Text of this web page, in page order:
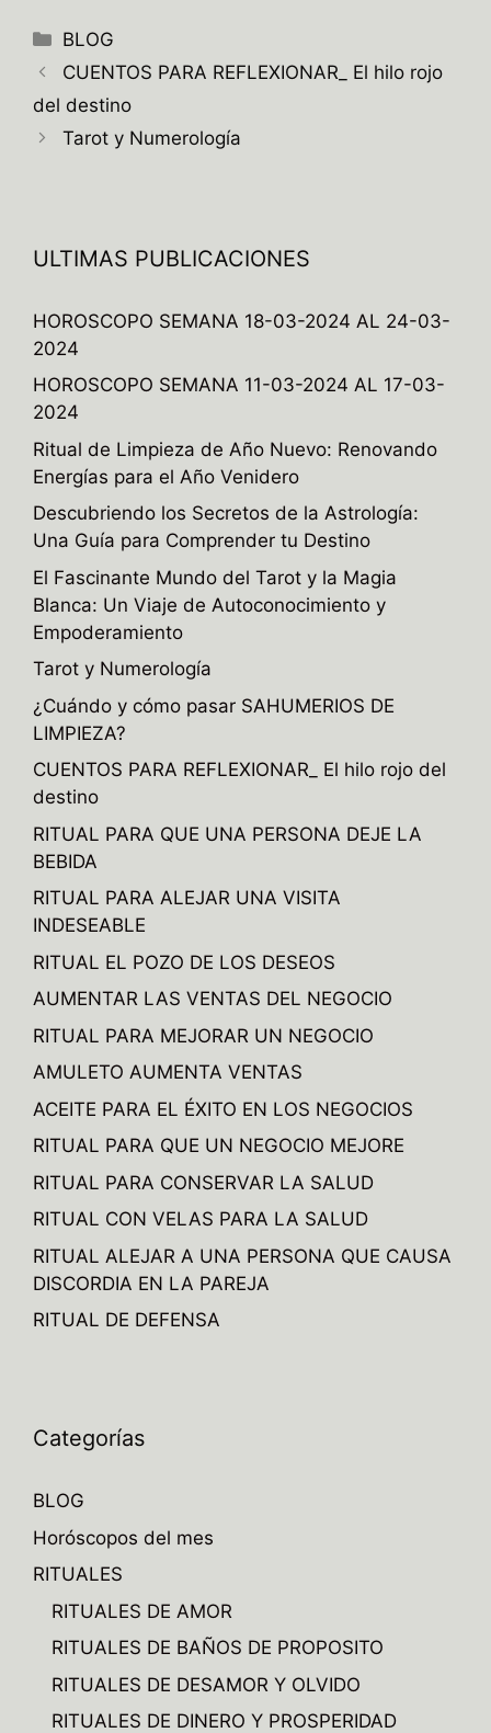
Categorías
BLOG
CUENTOS PARA REFLEXIONAR_ El hilo rojo
del destino
Tarot y Numerología
ULTIMAS PUBLICACIONES
HOROSCOPO SEMANA 18-03-2024 AL 24-03-
2024
HOROSCOPO SEMANA 11-03-2024 AL 17-03-
2024
Ritual de Limpieza de Año Nuevo: Renovando
Energías para el Año Venidero
Descubriendo los Secretos de la Astrología:
Una Guía para Comprender tu Destino
El Fascinante Mundo del Tarot y la Magia
Blanca: Un Viaje de Autoconocimiento y
Empoderamiento
Tarot y Numerología
¿Cuándo y cómo pasar SAHUMERIOS DE
LIMPIEZA?
CUENTOS PARA REFLEXIONAR_ El hilo rojo del
destino
RITUAL PARA QUE UNA PERSONA DEJE LA
BEBIDA
RITUAL PARA ALEJAR UNA VISITA
INDESEABLE
RITUAL EL POZO DE LOS DESEOS
AUMENTAR LAS VENTAS DEL NEGOCIO
RITUAL PARA MEJORAR UN NEGOCIO
AMULETO AUMENTA VENTAS
ACEITE PARA EL ÉXITO EN LOS NEGOCIOS
RITUAL PARA QUE UN NEGOCIO MEJORE
RITUAL PARA CONSERVAR LA SALUD
RITUAL CON VELAS PARA LA SALUD
RITUAL ALEJAR A UNA PERSONA QUE CAUSA
DISCORDIA EN LA PAREJA
RITUAL DE DEFENSA
Categorías
BLOG
Horóscopos del mes
RITUALES
RITUALES DE AMOR
RITUALES DE BAÑOS DE PROPOSITO
RITUALES DE DESAMOR Y OLVIDO
RITUALES DE DINERO Y PROSPERIDAD